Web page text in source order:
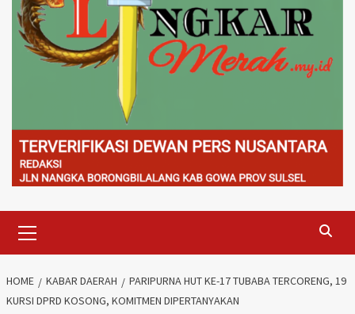
Menu
HOME KABAR DAERAH
PARIPURNA HUT KE-17 TUBABA TERCORENG, 19
KURSI DPRD KOSONG, KOMITMEN DIPERTANYAKAN